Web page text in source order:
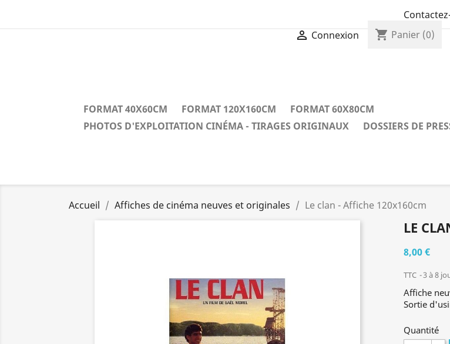
 Connexion shopping_cart Panier (0)
FORMAT 40X60CM FORMAT 120X160CM
FORMAT 60X80CM
PHOTOS D'EXPLOITATION CINÉMA - TIRAGES ORIGINAUX
DOSSIERS DE
Accueil Affiches de cinéma neuves et originales Le clan - Affiche 120x160cm
LE
8,00 €
TTC 3 à 8
Affiche
Sortie
Quantité